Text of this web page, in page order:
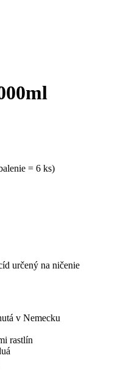
= 6 ks)
určený na ničenie
v Nemecku
rastlín